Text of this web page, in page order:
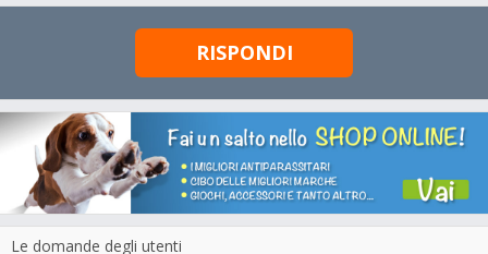
RISPONDI
Le domande degli utenti